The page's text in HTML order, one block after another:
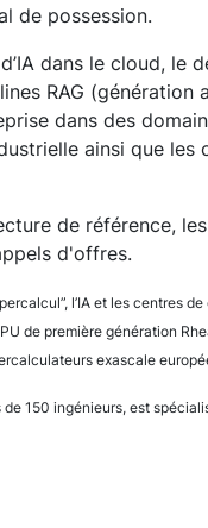
de possession.
dans le cloud, le
RAG (génération
dans des
ainsi que les
de référence,
d'offres.
l’IA et les centres
de première génération
exascale
150 ingénieurs, est